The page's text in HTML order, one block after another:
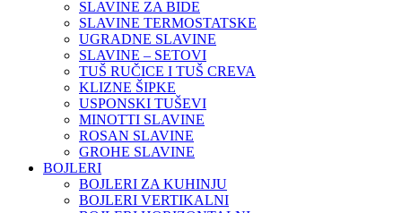
SLAVINE ZA BIDE
SLAVINE TERMOSTATSKE
UGRADNE SLAVINE
SLAVINE – SETOVI
TUŠ RUČICE I TUŠ CREVA
KLIZNE ŠIPKE
USPONSKI TUŠEVI
MINOTTI SLAVINE
ROSAN SLAVINE
GROHE SLAVINE
BOJLERI
BOJLERI ZA KUHINJU
BOJLERI VERTIKALNI